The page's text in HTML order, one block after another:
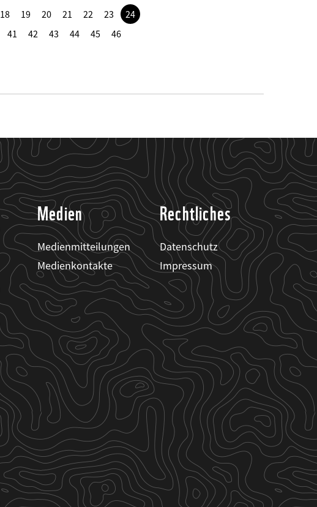
18 19 20 21 22 23
24
41 42 43 44 45
46
Medien
Medienmitteilungen
Medienkontakte
Rechtliches
Datenschutz
Impressum